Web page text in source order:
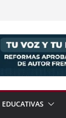
EDUCATIVAS